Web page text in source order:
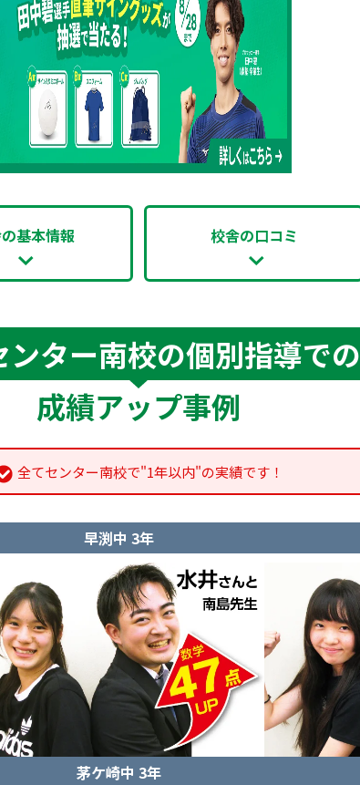
基本情報 校舎の口コミ
ンター南校の個別指導での
成績アップ事例
全てセンター南校で"1年以内"の実績です！
早渕中 3年
茅ケ崎中 3年